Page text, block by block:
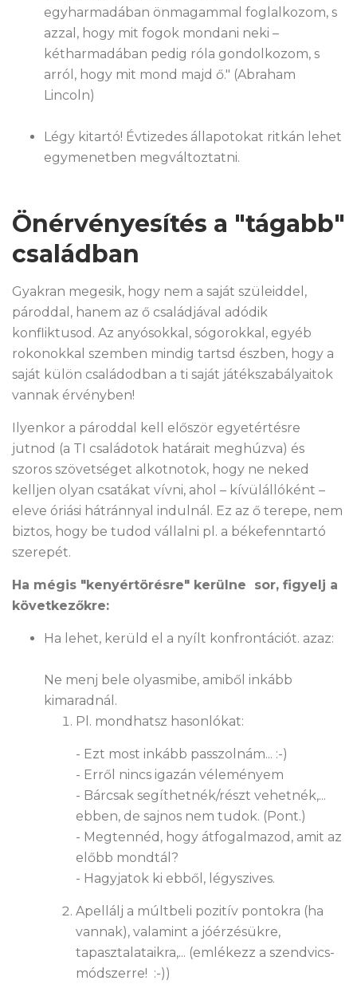
egyharmadában önmagammal foglalkozom, s
azzal, hogy mit fogok mondani neki –
kétharmadában pedig róla gondolkozom, s
arról, hogy mit mond majd ő." (Abraham
Lincoln)
Légy kitartó! Évtizedes állapotokat ritkán lehet
egymenetben megváltoztatni.
Önérvényesítés a "tágabb"
családban
Gyakran megesik, hogy nem a saját szüleiddel,
pároddal, hanem az ő családjával adódik
konfliktusod. Az anyósokkal, sógorokkal, egyéb
rokonokkal szemben mindig tartsd észben, hogy a
saját külön családodban a ti saját játékszabályaitok
vannak érvényben!
Ilyenkor a pároddal kell először egyetértésre
jutnod (a TI családotok határait meghúzva) és
szoros szövetséget alkotnotok, hogy ne neked
kelljen olyan csatákat vívni, ahol – kívülállóként –
eleve óriási hátránnyal indulnál. Ez az ő terepe, nem
biztos, hogy be tudod vállalni pl. a békefenntartó
szerepét.
Ha mégis "kenyértörésre" kerülne sor, figyelj a
következőkre:
Ha lehet, kerüld el a nyílt konfrontációt. azaz:
Ne menj bele olyasmibe, amiből inkább
kimaradnál.
Pl. mondhatsz hasonlókat:
- Ezt most inkább passzolnám... :-)
- Erről nincs igazán véleményem
- Bárcsak segíthetnék/részt vehetnék,...
ebben, de sajnos nem tudok. (Pont.)
- Megtennéd, hogy átfogalmazod, amit az
előbb mondtál?
- Hagyjatok ki ebből, légyszives.
Apellálj a múltbeli pozitív pontokra (ha
vannak), valamint a jóérzésükre,
tapasztalataikra,... (emlékezz a szendvics-
módszerre! :-))